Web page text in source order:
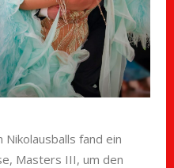
fand ein
Masters III, um den